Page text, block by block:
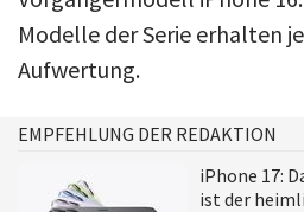
Modelle der Serie erhalten
Aufwertung.
EMPFEHLUNG DER REDAKTION
iPhone 17:
ist der